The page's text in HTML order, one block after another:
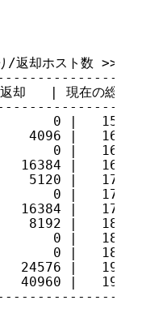
/返却ホスト数 >>
| 現在の総量
0 |
4096 |
0 |
16384 |
5120 |
0 |
16384 |
8192 |
0 |
0 |
24576 |
40960 |